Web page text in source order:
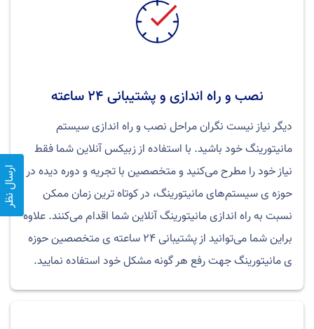
نصب و راه اندازی و پشتیبانی ۲۴ ساعته
دیگر نیاز نیست نگران مراحل نصب و راه اندازی سیستم
مانیتورینگ خود باشید. با استفاده از زبیکس آنلاین شما فقط
نیاز خود را مطرح می‌کنید و متخصصین با تجریه و دوره دیده در
حوزه ی سیستم‌های مانیتورینگ، در کوتاه ترین زمان ممکن
نسبت به راه اندازی مانیتورینگ آنلاین شما اقدام می‌کنند. علاوه
براین شما می‌توانید از پشتیبانی ۲۴ ساعته ی متخصصین حوزه
ی مانیتورینگ جهت رفع هر گونه مشکل خود استفاده نمایید.
ارسال نظر